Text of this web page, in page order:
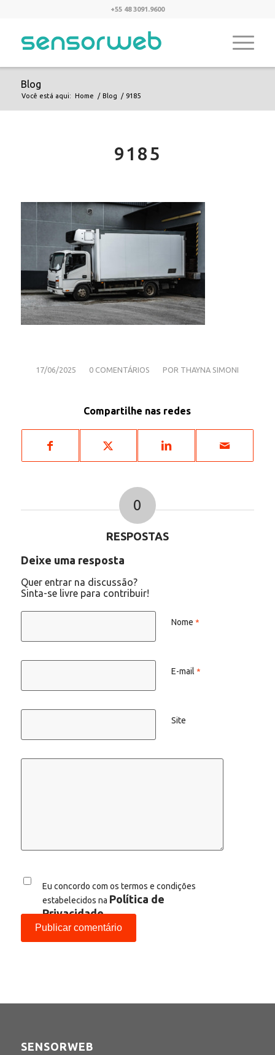
+55 48 3091.9600
Blog
Você está aqui: Home / Blog / 9185
9185
17/06/2025
/ 0 COMENTÁRIOS
/ POR THAYNA SIMONI
Compartilhe nas redes
0
RESPOSTAS
Deixe uma resposta
Quer entrar na discussão?
Sinta-se livre para contribuir!
Nome *
E-mail *
Site
Eu concordo com os termos e condições
estabelecidos na Política de
Privacidade
SENSORWEB